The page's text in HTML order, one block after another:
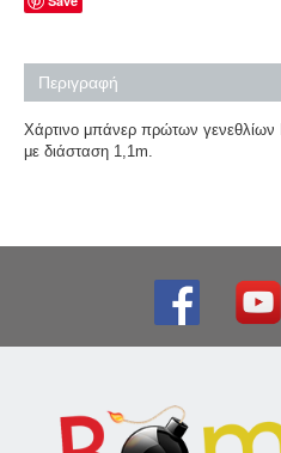
Περιγραφή
Χάρτινο μπάνερ πρώτων
με διάσταση 1,1m.